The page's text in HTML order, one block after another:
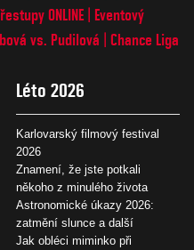
ONLINE
Eventový
vs. Pudilová
Chance Liga
Léto 2026
Karlovarský filmový festival
2026
Znamení, že jste potkali
někoho z minulého života
Astronomické úkazy 2026:
zatmění slunce a další
Jak obléci miminko při